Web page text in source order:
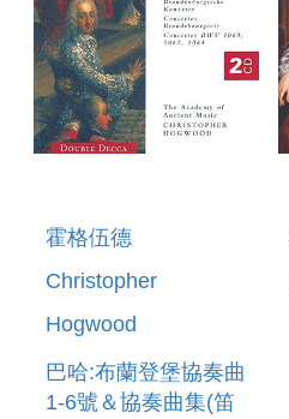
霍格伍德
Christopher
Hogwood
巴哈:布蘭登堡協奏曲
1-6號＆協奏曲集(笛